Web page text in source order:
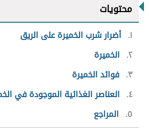
محتويات
١ أضرار شرب الخميرة على الريق
٢ الخميرة
٣ فوائد الخميرة
٤
العناصر الغذائية الموجودة في
٥
المراجع